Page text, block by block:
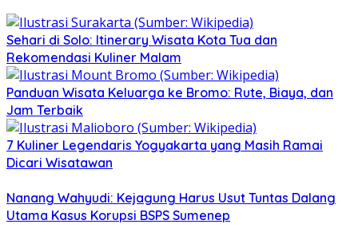
Sehari di Solo: Itinerary Wisata Kota Tua dan
Rekomendasi Kuliner Malam
Panduan Wisata Keluarga ke Bromo: Rute, Biaya, dan
Jam Terbaik
7 Kuliner Legendaris Yogyakarta yang Masih Ramai
Dicari Wisatawan
Nanang Wahyudi: Kejagung Harus Usut Tuntas Dalang
Utama Kasus Korupsi BSPS Sumenep